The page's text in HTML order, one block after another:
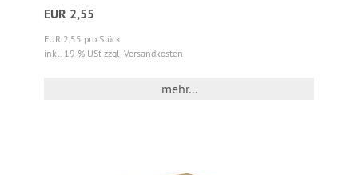
EUR 2,55
EUR 2,55 pro Stück
inkl. 19 % USt zzgl. Versandkosten
mehr...